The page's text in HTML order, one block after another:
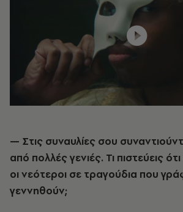
— Στις συναυλίες σου συναντιούνται άνθρωποι
από πολλές γενιές. Τι πιστεύεις
οι νεότεροι σε τραγούδια που
γεννηθούν;